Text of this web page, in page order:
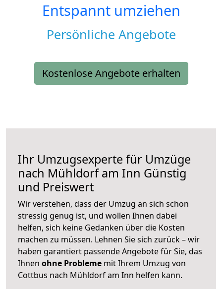
Entspannt umziehen
Persönliche Angebote
Kostenlose Angebote erhalten
Ihr Umzugsexperte für Umzüge
nach Mühldorf am Inn Günstig
und Preiswert
Wir verstehen, dass der Umzug an sich schon
stressig genug ist, und wollen Ihnen dabei
helfen, sich keine Gedanken über die Kosten
machen zu müssen. Lehnen Sie sich zurück – wir
haben garantiert passende Angebote für Sie, das
Ihnen ohne Probleme mit Ihrem Umzug von
Cottbus nach Mühldorf am Inn helfen kann.